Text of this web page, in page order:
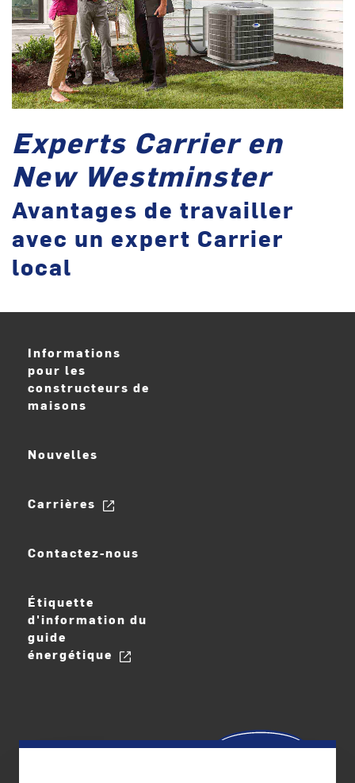
Experts Carrier en
New Westminster
Avantages de travailler
avec un expert Carrier
local
Informations
pour les
constructeurs de
maisons
Nouvelles
Carrières
Contactez-nous
Étiquette
d'information du
guide
énergétique